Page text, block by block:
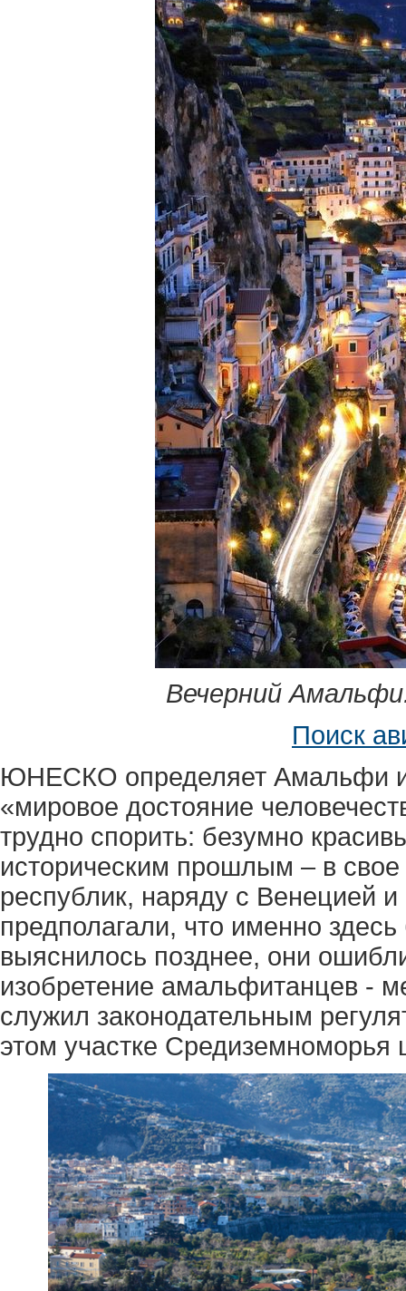
Вечерний
Поиск
ЮНЕСКО определяет Амальфи и
«мировое достояние
трудно спорить: безумно
историческим прошлым – в
республик, наряду с Венецией
предполагали, что именно
выяснилось позднее, они
изобретение амальфитанцев -
служил законодательным
этом участке Средиземноморья